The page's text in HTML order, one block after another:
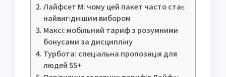
Лайфсет М: чому цей пакет часто стає
найвигіднішим вибором
Максі: мобільний тариф з розумними
бонусами за дисципліну
Турбота: спеціальна пропозиція для
людей 55+